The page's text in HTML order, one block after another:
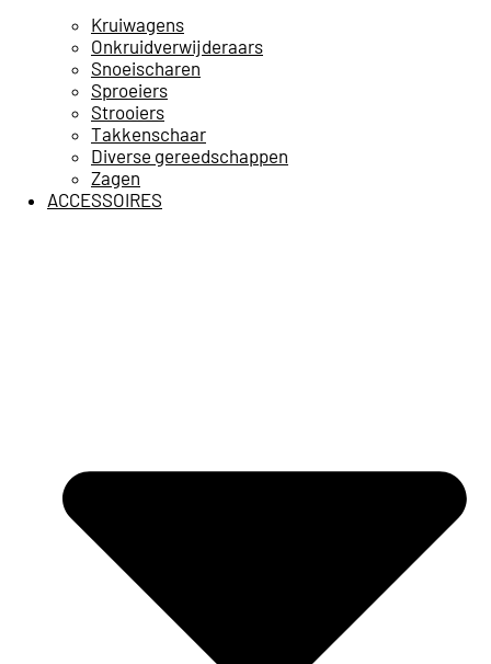
Kruiwagens
Onkruidverwijderaars
Snoeischaren
Sproeiers
Strooiers
Takkenschaar
Diverse gereedschappen
Zagen
ACCESSOIRES